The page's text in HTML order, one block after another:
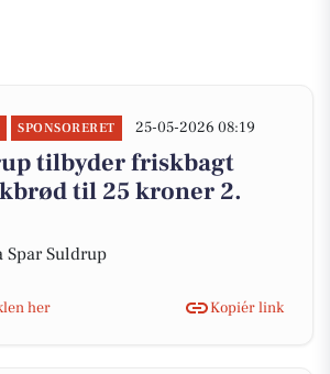
SPONSORERET 25-05-2026 08:19
tilbyder friskbagt
til 25 kroner 2.
Spar Suldrup
her Kopiér link